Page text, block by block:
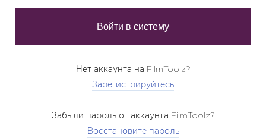
Нет аккаунта на FilmToolz?
Зарегистрируйтесь
Забыли пароль от аккаунта FilmToolz?
Восстановите пароль